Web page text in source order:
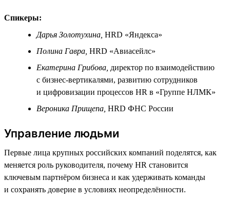
Спикеры:
Дарья Золотухина, HRD «Яндекса»
Полина Гавра, HRD «Авиасейлс»
Екатерина Грибова, директор по взаимодействию
с бизнес-вертикалями, развитию сотрудников
и цифровизации процессов HR в «Группе НЛМК»
Вероника Прищепа, HRD ФНС России
Управление людьми
Первые лица крупных российских компаний поделятся, как
меняется роль руководителя, почему HR становится
ключевым партнёром бизнеса и как удерживать команды
и сохранять доверие в условиях неопределённости.